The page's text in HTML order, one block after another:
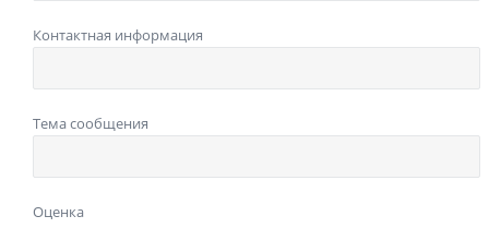
Контактная информация
Тема сообщения
Оценка